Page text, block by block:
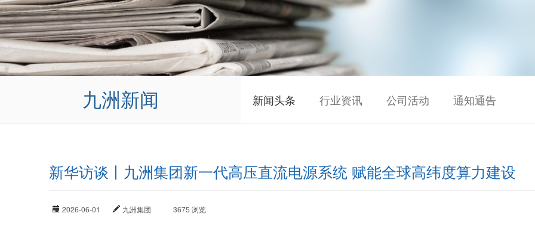
九洲新闻 新闻头条 行业资讯 公司活动 通知通告
新华访谈丨九洲集团新一代高压直流电源系统 赋能全球高纬度算力建设
2026-06-01 九洲集团 3675 浏览